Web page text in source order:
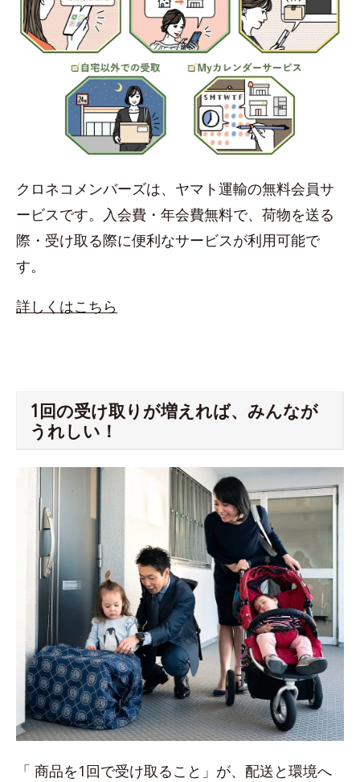
クロネコメンバーズは、ヤマト運輸の無料会員サ
ービスです。入会費・年会費無料で、荷物を送る
際・受け取る際に便利なサービスが利用可能で
す。
詳しくはこちら
1回の受け取りが増えれば、みんなが
うれしい！
「 商品を1回で受け取ること」が、配送と環境へ